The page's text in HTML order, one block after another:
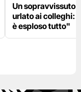
Un sopravvissuto
urlato ai colleghi:
è esploso tutto"